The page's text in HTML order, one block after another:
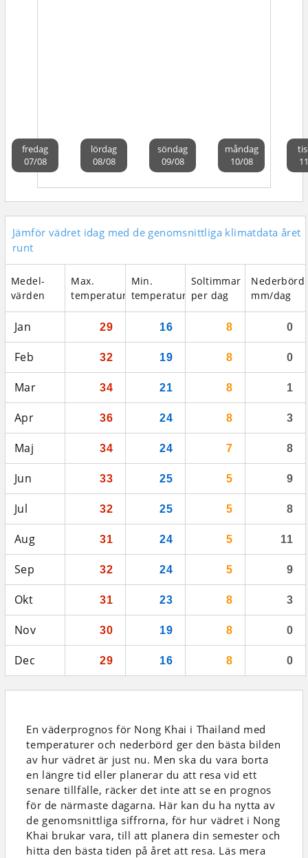
fredag
07/08
lördag
08/08
söndag
09/08
måndag
10/08
Jämför vädret idag med de genomsnittliga klimatdata året
runt
Medel­
värden
Max.
temperatur
Min.
temperatur
Soltimmar
per dag
Nederbörd
mm/dag
Jan 29 16 8 0
Feb 32 19 8 0
Mar 34 21 8 1
Apr 36 24 8 3
Maj 34 24 7 8
Jun 33 25 5 9
Jul 32 25 5 8
Aug 31 24 5 11
Sep 32 24 5 9
Okt 31 23 8 3
Nov 30 19 8 0
Dec 29 16 8 0
En väderprognos för Nong Khai i Thailand med
temperaturer och nederbörd ger den bästa bilden
av hur vädret är just nu. Men ska du vara borta
en längre tid eller planerar du att resa vid ett
senare tillfälle, räcker det inte att se en prognos
för de närmaste dagarna. Här kan du ha nytta av
de genomsnittliga siffrorna, för hur vädret i Nong
Khai brukar vara, till att planera din semester och
hitta den bästa tiden på året att resa. Läs mera